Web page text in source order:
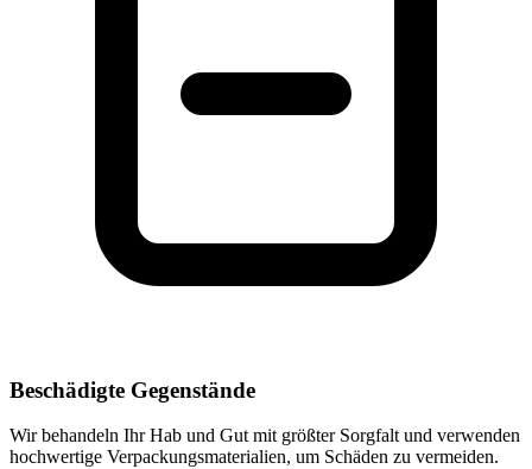
Beschädigte Gegenstände
Wir behandeln Ihr Hab und Gut mit größter Sorgfalt und verwenden
hochwertige Verpackungsmaterialien, um Schäden zu vermeiden.